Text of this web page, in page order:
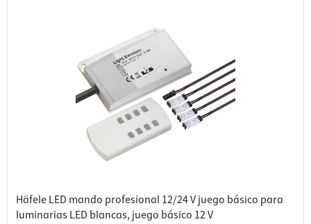
Häfele LED mando profesional 12/24 V juego básico para
luminarias LED blancas, juego básico 12 V